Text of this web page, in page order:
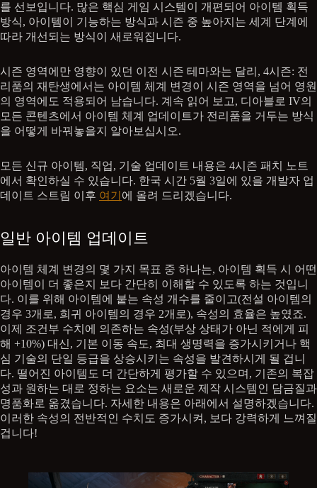
를 선보입니다. 많은 핵심 게임 시스템이 개편되어 아이템 획득
방식, 아이템이 기능하는 방식과 시즌 중 높아지는 세계 단계에
따라 개선되는 방식이 새로워집니다.
시즌 영역에만 영향이 있던 이전 시즌 테마와는 달리, 4시즌: 전
리품의 재탄생에서는 아이템 체계 변경이 시즌 영역을 넘어 영원
의 영역에도 적용되어 남습니다. 계속 읽어 보고, 디아블로 IV의
모든 콘텐츠에서 아이템 체계 업데이트가 전리품을 거두는 방식
을 어떻게 바꿔놓을지 알아보십시오.
모든 신규 아이템, 직업, 기술 업데이트 내용은 4시즌 패치 노트
에서 확인하실 수 있습니다. 한국 시간 5월 3일에 있을 개발자 업
데이트 스트림 이후 여기 에 올려 드리겠습니다.
일반 아이템 업데이트
아이템 체계 변경의 몇 가지 목표 중 하나는, 아이템 획득 시 어떤
아이템이 더 좋은지 보다 간단히 이해할 수 있도록 하는 것입니
다. 이를 위해 아이템에 붙는 속성 개수를 줄이고(전설 아이템의
경우 3개로, 희귀 아이템의 경우 2개로), 속성의 효율은 높였죠.
이제 조건부 수치에 의존하는 속성(부상 상태가 아닌 적에게 피
해 +10%) 대신, 기본 이동 속도, 최대 생명력을 증가시키거나 핵
심 기술의 단일 등급을 상승시키는 속성을 발견하시게 될 겁니
다. 떨어진 아이템도 더 간단하게 평가할 수 있으며, 기존의 복잡
성과 원하는 대로 정하는 요소는 새로운 제작 시스템인 담금질과
명품화로 옮겼습니다. 자세한 내용은 아래에서 설명하겠습니다.
이러한 속성의 전반적인 수치도 증가시켜, 보다 강력하게 느껴질
겁니다!